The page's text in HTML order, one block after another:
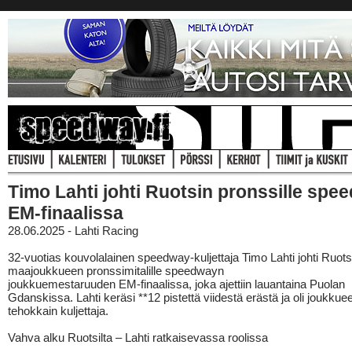
Timo Lahti johti Ruotsin pronssille
EM-finaalissa
28.06.2025 - Lahti Racing
32-vuotias kouvolalainen speedway-kuljettaja Timo Lahti johti
maajoukkueen pronssimitalille speedwayn
joukkuemestaruuden EM-finaalissa, joka ajettiin lauantaina Puolan
Gdanskissa. Lahti keräsi **12 pistettä viidestä erästä ja oli
tehokkain kuljettaja.
Vahva alku Ruotsilta – Lahti ratkaisevassa roolissa